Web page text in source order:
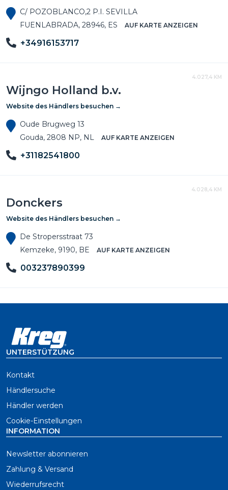
C/ POZOBLANCO,2 P.I. SEVILLA
FUENLABRADA, 28946, ES
AUF KARTE ANZEIGEN
+34916153717
4.027,4 KM
Wijngo Holland b.v.
Website des Händlers besuchen →
Oude Brugweg 13
Gouda, 2808 NP, NL
AUF KARTE ANZEIGEN
+31182541800
4.028,4 KM
Donckers
Website des Händlers besuchen →
De Stropersstraat 73
Kemzeke, 9190, BE
AUF KARTE ANZEIGEN
003237890399
UNTERSTÜTZUNG
Kontakt
Händlersuche
Händler werden
Cookie-Einstellungen
INFORMATION
Newsletter abonnieren
Zahlung & Versand
Wiederrufsrecht